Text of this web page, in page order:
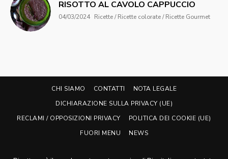
RISOTTO AL CAVOLO CAPPUCCIO
04/03/2024 Ricette / Ricette colorate / Ricette Gourmet
CHI SIAMO CONTATTI
NOTA LEGALE
DICHIARAZIONE SULLA PRIVACY (UE)
RECLAMI / OPPOSIZIONI PRIVACY
POLITICA DEI COOKIE (UE)
FUORI MENU
NEWS